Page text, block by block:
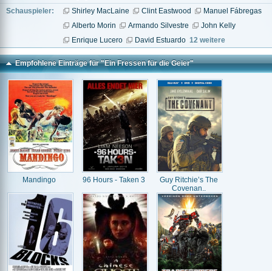
Schauspieler:
Shirley MacLaine Clint Eastwood
Manuel Fábregas
Alberto Morin
Armando Silvestre
John Kelly
Enrique Lucero
David Estuardo 12 weitere
Empfohlene Einträge für "Ein Fressen für die Geier"
Mandingo 96 Hours - Taken 3
Guy Ritchie’s The
Covenan..